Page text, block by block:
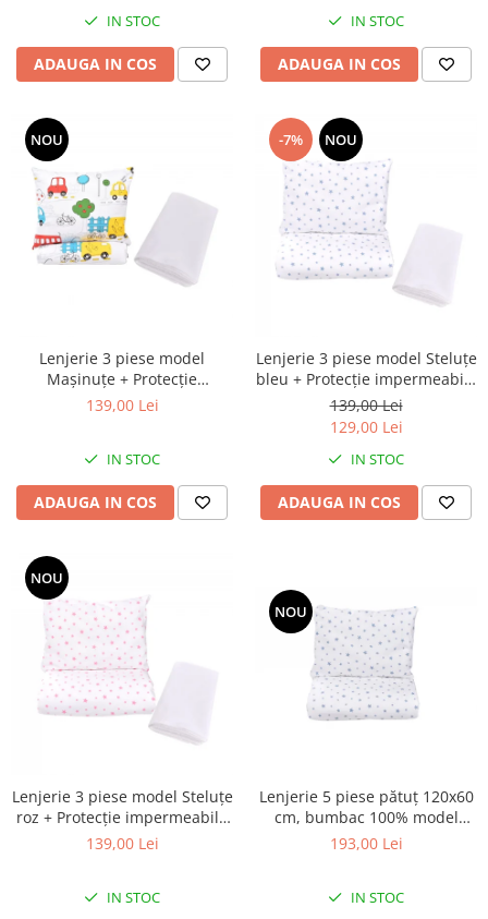
IN STOC
ADAUGA IN COS
IN STOC
ADAUGA IN COS
NOU
Lenjerie 3 piese model
Mașinuțe + Protecție
impermeabilă pătuț 120x60
139,00 Lei
IN STOC
ADAUGA IN COS
-7% NOU
Lenjerie 3 piese model Steluțe
bleu + Protecție impermeabilă
pătuț 120x60 cm
139,00 Lei
129,00 Lei
IN STOC
ADAUGA IN COS
NOU
Lenjerie 3 piese model Steluțe
roz + Protecție impermeabilă
pătuț 120x60 cm
139,00 Lei
IN STOC
NOU
Lenjerie 5 piese pătuț 120x60
cm, bumbac 100% model
Steluțe bleu
193,00 Lei
IN STOC